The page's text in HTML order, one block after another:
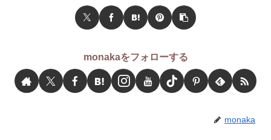
monakaをフォローする
monaka